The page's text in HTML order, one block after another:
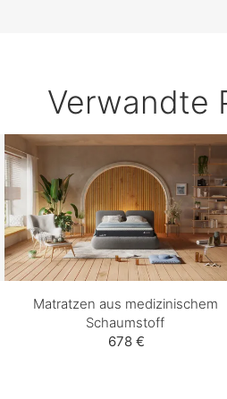
Verwandte
Matratzen aus medizinischem
Schaumstoff
678 €